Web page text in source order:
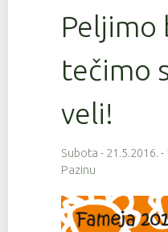
Peljimo
tečimo
veli!
Subota - 21.5.2016.
Pazinu